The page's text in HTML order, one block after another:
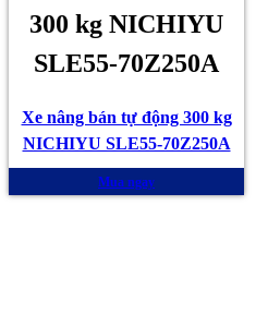
300 kg NICHIYU
SLE55-70Z250A
Xe nâng bán tự động 300 kg
NICHIYU SLE55-70Z250A
Mua ngay